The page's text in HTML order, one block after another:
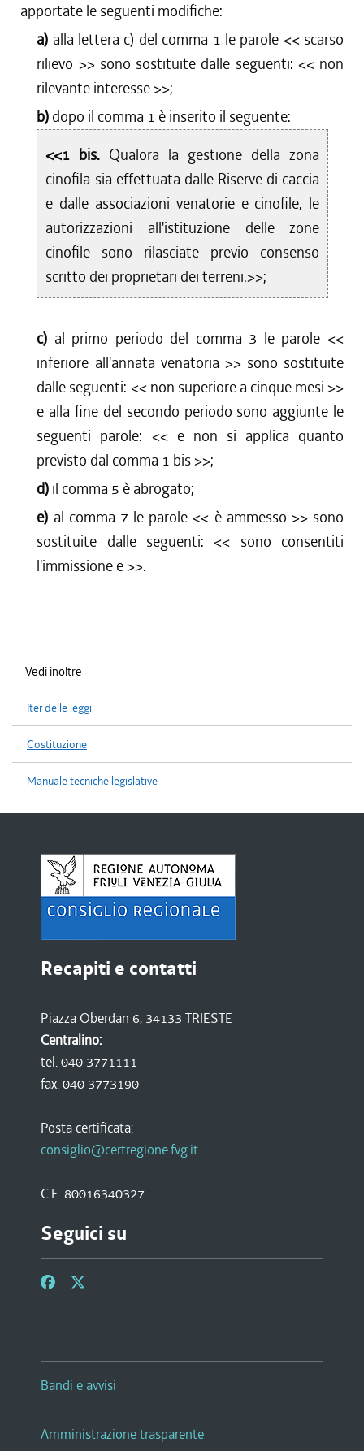
apportate le seguenti modifiche:
a) alla lettera c) del comma 1 le parole << scarso
rilievo >> sono sostituite dalle seguenti: << non
rilevante interesse>>;
b) dopo il comma 1 è inserito il seguente:
<<1 bis. Qualora la gestione della zona
cinofila sia effettuata dalle Riserve di caccia
e dalle associazioni venatorie e cinofile, le
autorizzazioni all'istituzione delle zone
cinofile sono rilasciate previo consenso
scritto dei proprietari dei terreni.>>;
c) al primo periodo del comma 3 le parole <<
inferiore all'annata venatoria >> sono sostituite
dalle seguenti: << non superiore a cinque mesi >>
e alla fine del secondo periodo sono aggiunte le
seguenti parole: << e non si applica quanto
previsto dal comma 1 bis>>;
d) il comma 5 è abrogato;
e) al comma 7 le parole << è ammesso >> sono
sostituite dalle seguenti: << sono consentiti
l'immissione e>>.
Vedi inoltre
Iter delle leggi
Costituzione
Manuale tecniche legislative
Recapiti e contatti
Piazza Oberdan 6, 34133 TRIESTE
Centralino:
tel. 040 3771111
fax. 040 3773190
Posta certificata:
consiglio@certregione.fvg.it
C.F. 80016340327
Seguici su
Bandi e avvisi
Amministrazione trasparente